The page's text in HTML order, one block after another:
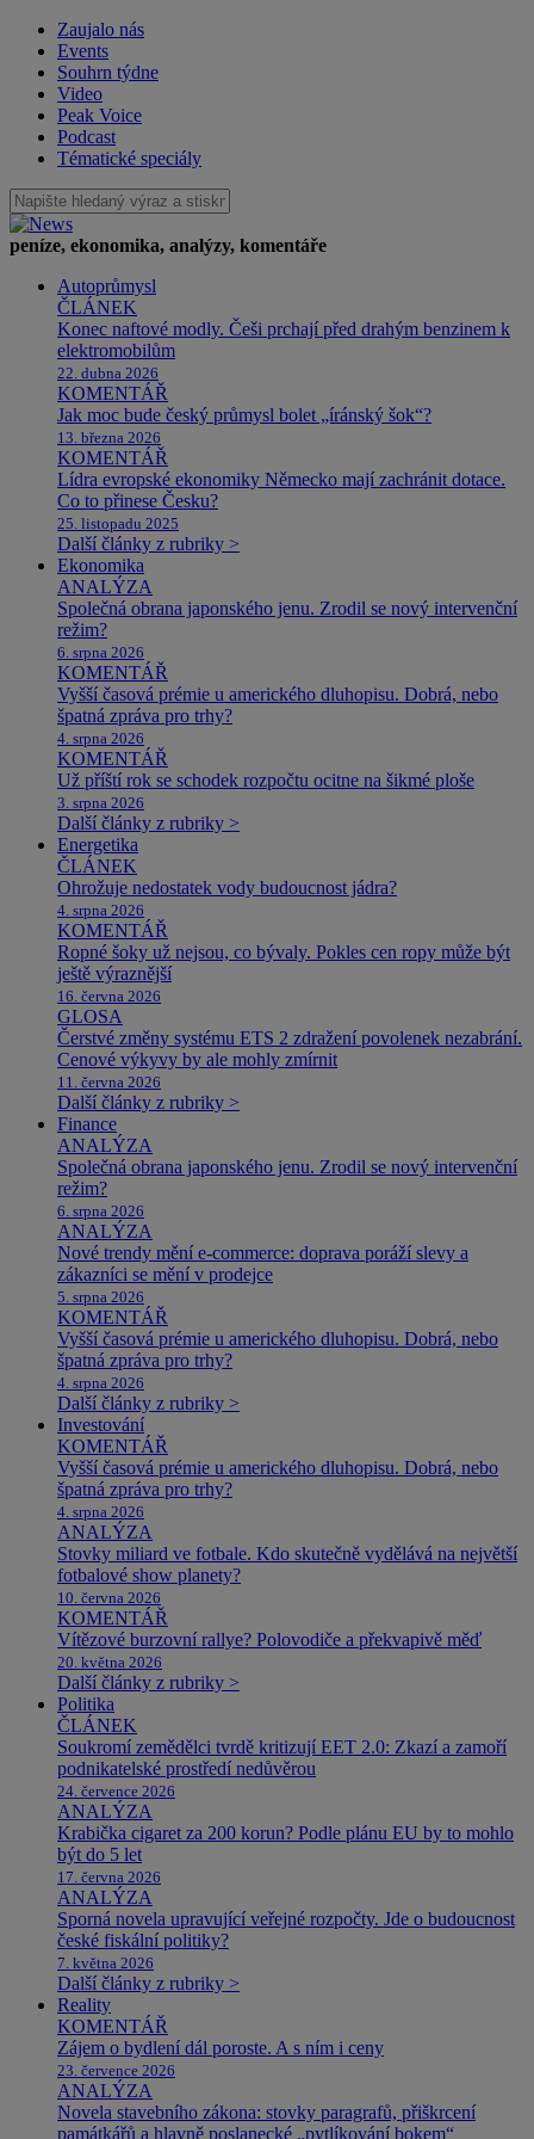
Zaujalo nás
Events
Souhrn týdne
Video
Peak Voice
Podcast
Tématické speciály
peníze, ekonomika, analýzy, komentáře
Autoprůmysl
ČLÁNEK
Konec naftové modly. Češi prchají před drahým benzinem k
elektromobilům
22. dubna 2026
KOMENTÁŘ
Jak moc bude český průmysl bolet „íránský šok“?
13. března 2026
KOMENTÁŘ
Lídra evropské ekonomiky Německo mají zachránit dotace.
Co to přinese Česku?
25. listopadu 2025
Další články z rubriky >
Ekonomika
ANALÝZA
Společná obrana japonského jenu. Zrodil se nový intervenční
režim?
6. srpna 2026
KOMENTÁŘ
Vyšší časová prémie u amerického dluhopisu. Dobrá, nebo
špatná zpráva pro trhy?
4. srpna 2026
KOMENTÁŘ
Už příští rok se schodek rozpočtu ocitne na šikmé ploše
3. srpna 2026
Další články z rubriky >
Energetika
ČLÁNEK
Ohrožuje nedostatek vody budoucnost jádra?
4. srpna 2026
KOMENTÁŘ
Ropné šoky už nejsou, co bývaly. Pokles cen ropy může být
ještě výraznější
16. června 2026
GLOSA
Čerstvé změny systému ETS 2 zdražení povolenek nezabrání.
Cenové výkyvy by ale mohly zmírnit
11. června 2026
Další články z rubriky >
Finance
ANALÝZA
Společná obrana japonského jenu. Zrodil se nový intervenční
režim?
6. srpna 2026
ANALÝZA
Nové trendy mění e-commerce: doprava poráží slevy a
zákazníci se mění v prodejce
5. srpna 2026
KOMENTÁŘ
Vyšší časová prémie u amerického dluhopisu. Dobrá, nebo
špatná zpráva pro trhy?
4. srpna 2026
Další články z rubriky >
Investování
KOMENTÁŘ
Vyšší časová prémie u amerického dluhopisu. Dobrá, nebo
špatná zpráva pro trhy?
4. srpna 2026
ANALÝZA
Stovky miliard ve fotbale. Kdo skutečně vydělává na největší
fotbalové show planety?
10. června 2026
KOMENTÁŘ
Vítězové burzovní rallye? Polovodiče a překvapivě měď
20. května 2026
Další články z rubriky >
Politika
ČLÁNEK
Soukromí zemědělci tvrdě kritizují EET 2.0: Zkazí a zamoří
podnikatelské prostředí nedůvěrou
24. července 2026
ANALÝZA
Krabička cigaret za 200 korun? Podle plánu EU by to mohlo
být do 5 let
17. června 2026
ANALÝZA
Sporná novela upravující veřejné rozpočty. Jde o budoucnost
české fiskální politiky?
7. května 2026
Další články z rubriky >
Reality
KOMENTÁŘ
Zájem o bydlení dál poroste. A s ním i ceny
23. července 2026
ANALÝZA
Novela stavebního zákona: stovky paragrafů, přiškrcení
památkářů a hlavně poslanecké „pytlíkování bokem“